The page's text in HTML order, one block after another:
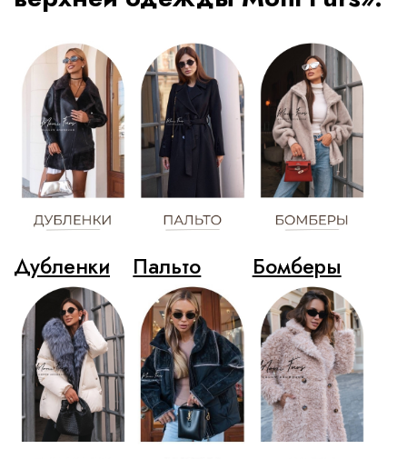
Дубленки Пальто Бомберы